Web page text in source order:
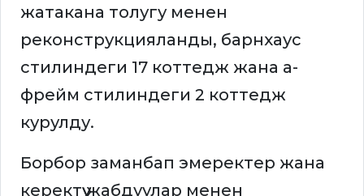
жатакана толугу менен
реконструкцияланды, барнхаус
стилиндеги 17 коттедж жана а-
фрейм стилиндеги 2 коттедж
курулду.
Борбор заманбап эмеректер жана
керектүү жабдуулар менен